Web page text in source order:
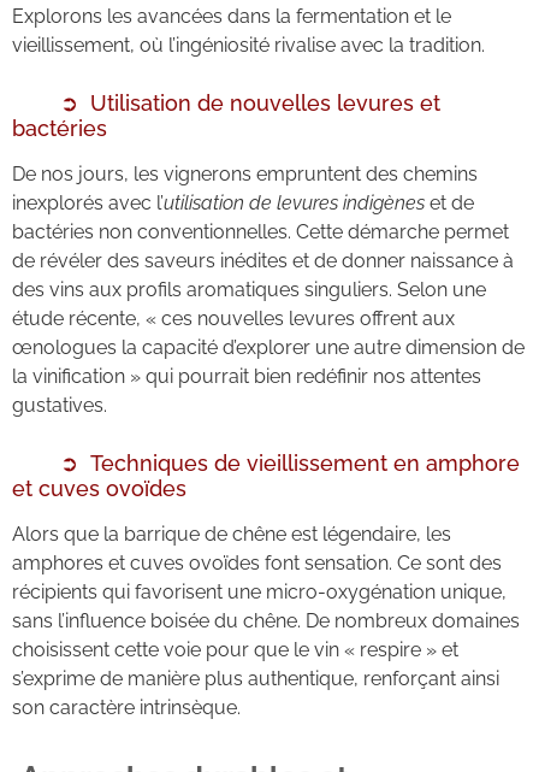
Explorons les avancées dans la fermentation et le
vieillissement, où l’ingéniosité rivalise avec la tradition.
Utilisation de nouvelles levures et
bactéries
De nos jours, les vignerons empruntent des chemins
inexplorés avec l’utilisation de levures indigènes et de
bactéries non conventionnelles. Cette démarche permet
de révéler des saveurs inédites et de donner naissance à
des vins aux profils aromatiques singuliers. Selon une
étude récente, « ces nouvelles levures offrent aux
œnologues la capacité d’explorer une autre dimension de
la vinification » qui pourrait bien redéfinir nos attentes
gustatives.
Techniques de vieillissement en amphore
et cuves ovoïdes
Alors que la barrique de chêne est légendaire, les
amphores et cuves ovoïdes font sensation. Ce sont des
récipients qui favorisent une micro-oxygénation unique,
sans l’influence boisée du chêne. De nombreux domaines
choisissent cette voie pour que le vin « respire » et
s’exprime de manière plus authentique, renforçant ainsi
son caractère intrinsèque.